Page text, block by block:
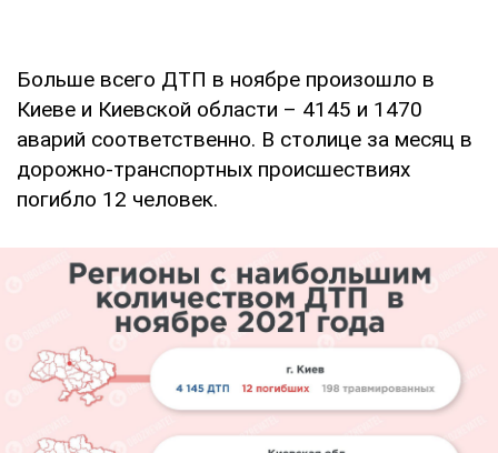
Больше всего ДТП в ноябре произошло в
Киеве и Киевской области – 4145 и 1470
аварий соответственно. В столице за месяц в
дорожно-транспортных происшествиях
погибло 12 человек.